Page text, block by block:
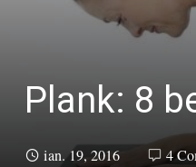
Plank: 8
ian. 19, 2016 4